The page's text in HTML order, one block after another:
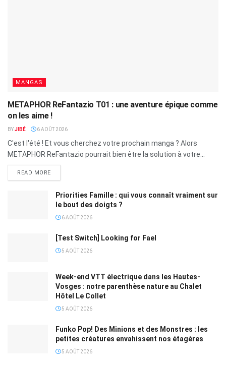
MANGAS
METAPHOR ReFantazio T01 : une aventure épique comme
on les aime !
BYJIBÉ 6 AOÛT 2026
C'est l'été ! Et vous cherchez votre prochain manga ? Alors
METAPHOR ReFantazio pourrait bien être la solution à votre...
READ MORE
Priorities Famille : qui vous connaît vraiment sur
le bout des doigts ?
6 AOÛT 2026
[Test Switch] Looking for Fael
5 AOÛT 2026
Week-end VTT électrique dans les Hautes-
Vosges : notre parenthèse nature au Chalet
Hôtel Le Collet
5 AOÛT 2026
Funko Pop! Des Minions et des Monstres : les
petites créatures envahissent nos étagères
5 AOÛT 2026